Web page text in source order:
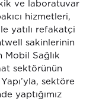
ve laboratuvar
hizmetleri,
yatılı refakatçi
sakinlerinin
Mobil Sağlık
sektörünün
sektöre
yaptığımız